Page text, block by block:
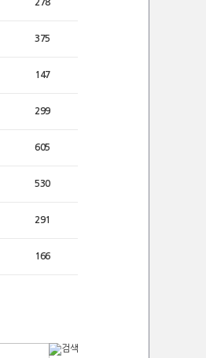
278
375
147
299
605
530
291
166